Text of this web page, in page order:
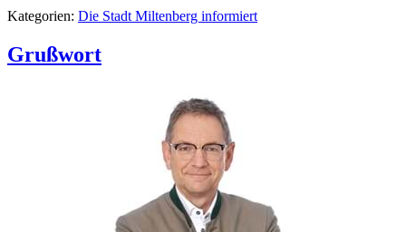
Kategorien: Die Stadt Miltenberg informiert
Grußwort